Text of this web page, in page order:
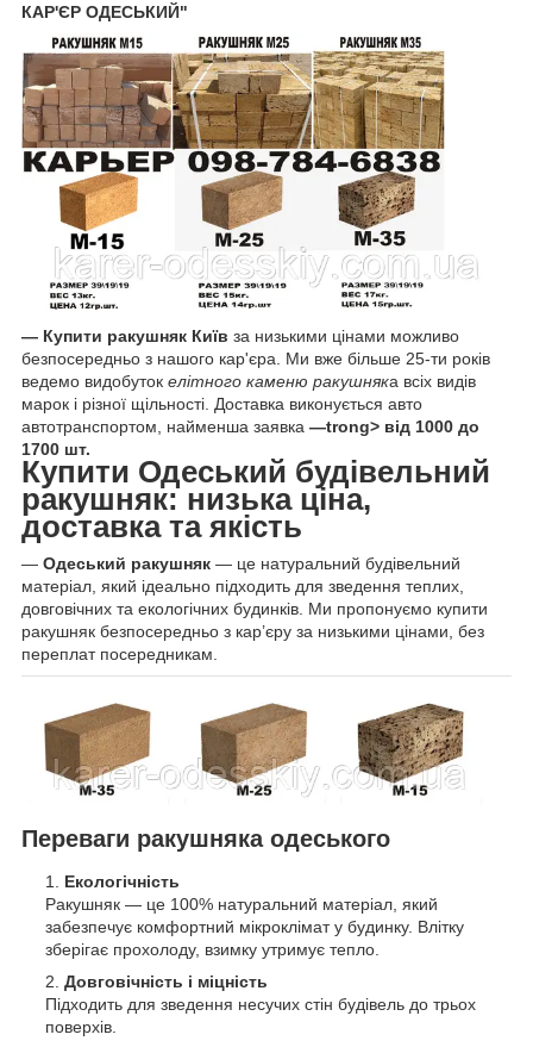
КАР'ЄР ОДЕСЬКИЙ"
— Купити ракушняк Київ за низькими цінами можливо
безпосередньо з нашого кар'єра. Ми вже більше 25-ти років
ведемо видобуток елітного каменю ракушняка всіх видів
марок і різної щільності. Доставка виконується авто
автотранспортом, найменша заявка —trong> від 1000 до
1700 шт.
Купити Одеський будівельний
ракушняк: низька ціна,
доставка та якість
— Одеський ракушняк — це натуральний будівельний
матеріал, який ідеально підходить для зведення теплих,
довговічних та екологічних будинків. Ми пропонуємо купити
ракушняк безпосередньо з кар’єру за низькими цінами, без
переплат посередникам.
Переваги ракушняка одеського
Екологічність
Ракушняк — це 100% натуральний матеріал, який
забезпечує комфортний мікроклімат у будинку. Влітку
зберігає прохолоду, взимку утримує тепло.
Довговічність і міцність
Підходить для зведення несучих стін будівель до трьох
поверхів.